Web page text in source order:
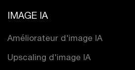
IMAGE IA
Améliorateur d'image IA
Upscaling d'image IA